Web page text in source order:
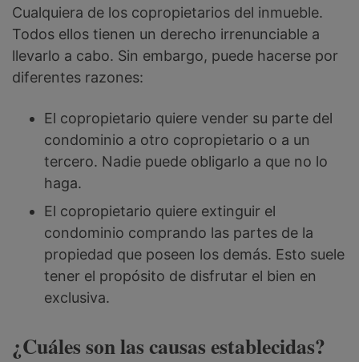
Cualquiera de los copropietarios del inmueble.
Todos ellos tienen un derecho irrenunciable a
llevarlo a cabo. Sin embargo, puede hacerse por
diferentes razones:
El copropietario quiere vender su parte del
condominio a otro copropietario o a un
tercero. Nadie puede obligarlo a que no lo
haga.
El copropietario quiere extinguir el
condominio comprando las partes de la
propiedad que poseen los demás. Esto suele
tener el propósito de disfrutar el bien en
exclusiva.
¿Cuáles son las causas establecidas?